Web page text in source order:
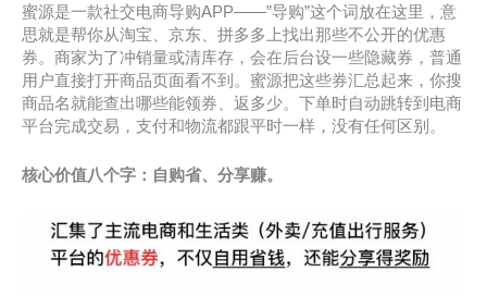
蜜源是一款社交电商导购APP——”导购”这个词放在这里，意
思就是帮你从淘宝、京东、拼多多上找出那些不公开的优惠
券。商家为了冲销量或清库存，会在后台设一些隐藏券，普通
用户直接打开商品页面看不到。蜜源把这些券汇总起来，你搜
商品名就能查出哪些能领券、返多少。下单时自动跳转到电商
平台完成交易，支付和物流都跟平时一样，没有任何区别。
核心价值八个字：自购省、分享赚。